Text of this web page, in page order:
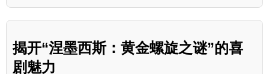
揭开“涅墨西斯：黄金螺旋之谜”的喜
剧魅力